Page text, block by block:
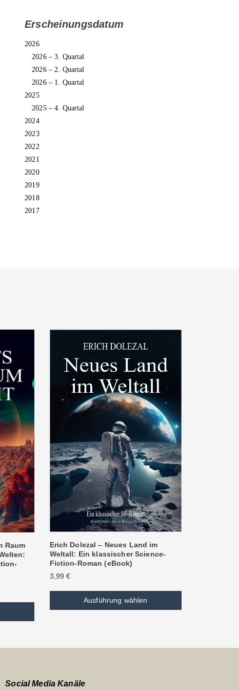
Erscheinungsdatum
2026
2026 – 3. Quartal
2026 – 2. Quartal
2026 – 1. Quartal
2025
2025 – 4. Quartal
2024
2023
2022
2021
2020
2019
2018
2017
Raum
Erich Dolezal – Neues Land im
Weltall: Ein klassischer Science-
Fiction-Roman (eBook)
3,99€
Ausführung wählen
Social Media Kanäle